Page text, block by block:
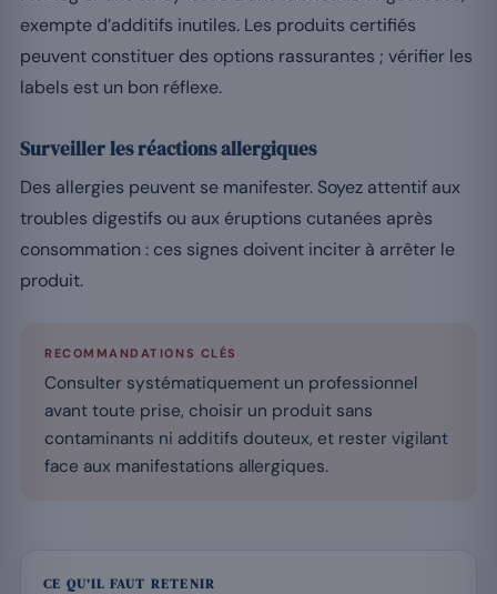
exempte d’additifs inutiles. Les produits certifiés
peuvent constituer des options rassurantes ; vérifier les
labels est un bon réflexe.
Surveiller les réactions allergiques
Des allergies peuvent se manifester. Soyez attentif aux
troubles digestifs ou aux éruptions cutanées après
consommation : ces signes doivent inciter à arrêter le
produit.
RECOMMANDATIONS CLÉS
Consulter systématiquement un professionnel
avant toute prise, choisir un produit sans
contaminants ni additifs douteux, et rester vigilant
face aux manifestations allergiques.
CE QU’IL FAUT RETENIR